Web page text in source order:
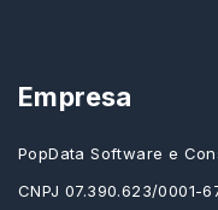
Empresa
PopData Software e
CNPJ 07.390.623/0001-